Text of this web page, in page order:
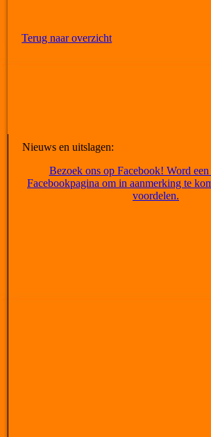
Terug naar overzicht
Nieuws en uitslagen:
Bezoek ons op Facebook! Word
Facebookpagina om in aanmerking te
voordelen.